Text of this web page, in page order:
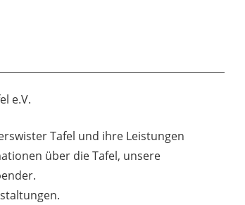
e.V.
Tafel und ihre Leistungen
über die Tafel, unsere